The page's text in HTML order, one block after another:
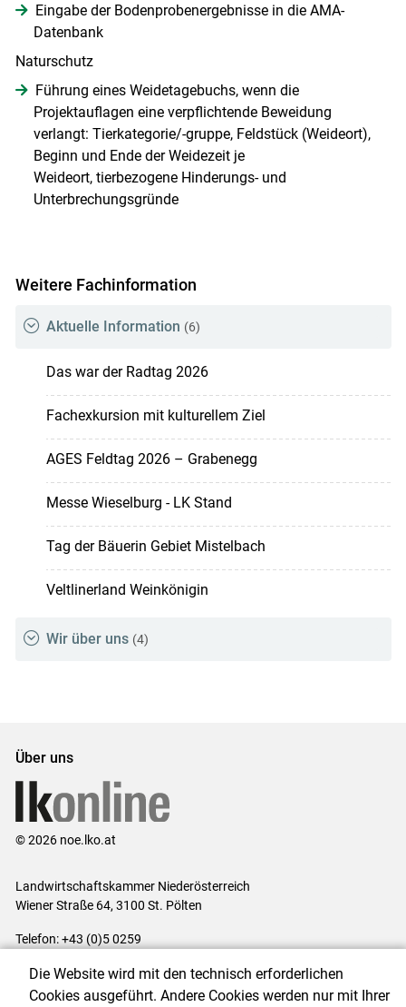
Eingabe der Bodenprobenergebnisse in die AMA-
Datenbank
Naturschutz
Führung eines Weidetagebuchs, wenn die
Projektauflagen eine verpflichtende Beweidung
verlangt: Tierkategorie/-gruppe, Feldstück (Weideort),
Beginn und Ende der Weidezeit je
Weideort, tierbezogene Hinderungs- und
Unterbrechungsgründe
Weitere Fachinformation
Aktuelle Information (6)
Das war der Radtag 2026
Fachexkursion mit kulturellem Ziel
AGES Feldtag 2026 – Grabenegg
Messe Wieselburg - LK Stand
Tag der Bäuerin Gebiet Mistelbach
Veltlinerland Weinkönigin
Wir über uns (4)
Über uns
© 2026 noe.lko.at
Landwirtschaftskammer Niederösterreich
Wiener Straße 64, 3100 St. Pölten
Telefon: +43 (0)5 0259
Impressum|Kontakt|Datenschutzerklärung|Barrierefreiheit|
Die Website wird mit den technisch erforderlichen
Cookies ausgeführt. Andere Cookies werden nur mit Ihrer